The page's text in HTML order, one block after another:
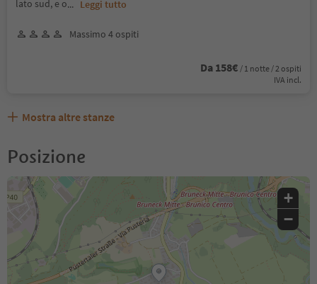
lato sud, e o... Leggi tutto
Massimo 4 ospiti
Da 158€ / 1 notte / 2 ospiti
IVA incl.
Mostra altre stanze
Posizione
+
−